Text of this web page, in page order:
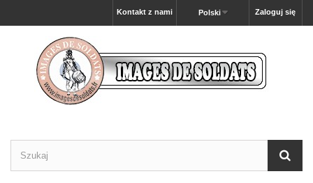
Zaloguj się
Polski
Kontakt z nami